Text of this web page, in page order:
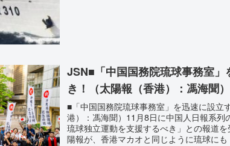
JSN■「中国国務院琉球事務室」
き！（太陽報（香港）：馮海聞）
■「中国国務院琉球事務室」を迅速に設立
港）：馮海聞）11月8日に中国人日報系列
琉球独立運動を支援するべき」との報道
陽報が、香港マカオと同じように琉球に